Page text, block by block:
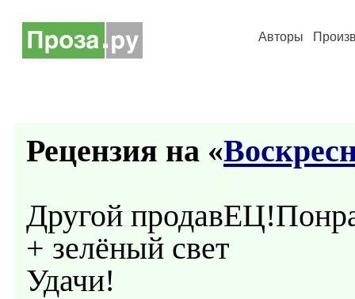
Авторы
Рецензия на «
Другой
+ зелёный свет
Удачи!